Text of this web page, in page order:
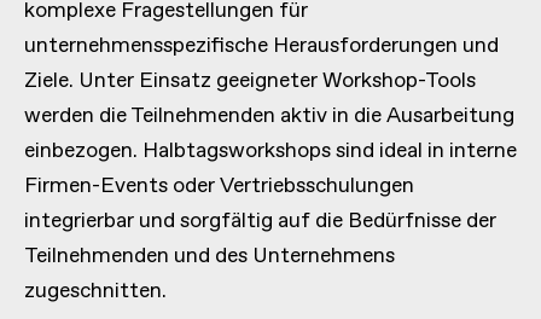
komplexe Fragestellungen für
unternehmensspezifische Herausforderungen und
Ziele. Unter Einsatz geeigneter Workshop-Tools
werden die Teilnehmenden aktiv in die Ausarbeitung
einbezogen. Halbtagsworkshops sind ideal in interne
Firmen-Events oder Vertriebsschulungen
integrierbar und sorgfältig auf die Bedürfnisse der
Teilnehmenden und des Unternehmens
zugeschnitten.